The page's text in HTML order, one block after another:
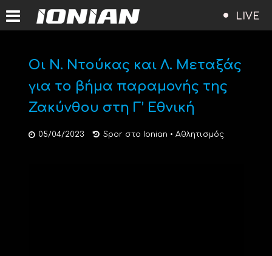
LIVE
Οι Ν. Ντούκας και Λ. Μεταξάς
για το βήμα παραμονής της
Ζακύνθου στη Γ’ Εθνική
05/04/2023 Spor στο Ionian • Αθλητισμός